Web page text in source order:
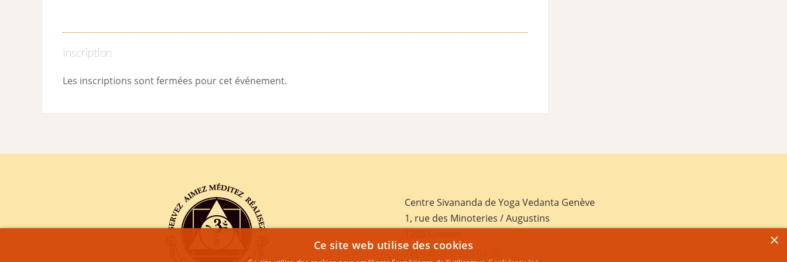
Inscription
Les inscriptions sont fermées pour cet événement.
Centre Sivananda de Yoga Vedanta Genève
1, rue des Minoteries / Augustins
×
Ce site web utilise des cookies